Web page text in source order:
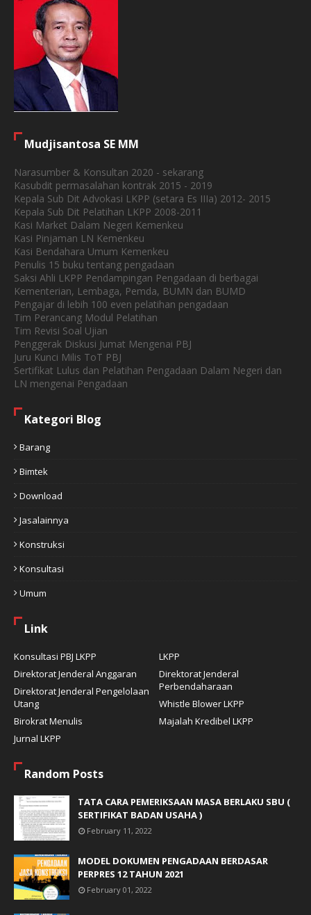
Mudjisantosa SE MM
Narasumber & Konsultan 2020 - sekarang
Kasubdit permasalahan kontrak 2015 - 2019
Kepala Sub Dit Advokasi LKPP (setara Es IIIa) 2012- 2015
Kepala Sub Dit Pelatihan LKPP 2008-2011
Kasi Market Dalam Negeri Kemenkeu
Kasi Pinjaman LN Kemenkeu
Kasi Bendahara Umum Kemenkeu
Penulis 15 buku tentang pengadaan
Saksi Ahli LKPP Pendampingan Pengadaan di berbagai
Kementerian, Lembaga, Pemda, BUMN dan BUMD
Pengajar di lebih 100 even pelatihan pengadaan
Tim Perancang Modul Pelatihan
Tim Revisi Soal Ujian
Penggerak Diskusi Jumat Mengenai PBJ
Juru Kunci Milis ToT PBJ
Sertifikat Lulus dan Pelatihan Pengadaan Dalam Negeri dan
LN mengenai Pengadaan
Kategori Blog
Barang
Bimtek
Download
Jasalainnya
Konstruksi
Konsultasi
Umum
Link
Konsultasi PBJ LKPP
LKPP
Direktorat Jenderal Anggaran
Direktorat Jenderal
Perbendaharaan
Direktorat Jenderal Pengelolaan
Utang
Whistle Blower LKPP
Birokrat Menulis
Majalah Kredibel LKPP
Jurnal LKPP
Random Posts
TATA CARA PEMERIKSAAN MASA BERLAKU SBU (
SERTIFIKAT BADAN USAHA )
February 11, 2022
MODEL DOKUMEN PENGADAAN BERDASAR
PERPRES 12 TAHUN 2021
February 01, 2022